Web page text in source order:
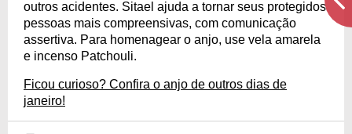
outros acidentes. Sitael ajuda a tornar seus protegidos
pessoas mais compreensivas, com comunicação
assertiva. Para homenagear o anjo, use vela amarela
e incenso Patchouli.
Ficou curioso? Confira o anjo de outros dias de
janeiro!